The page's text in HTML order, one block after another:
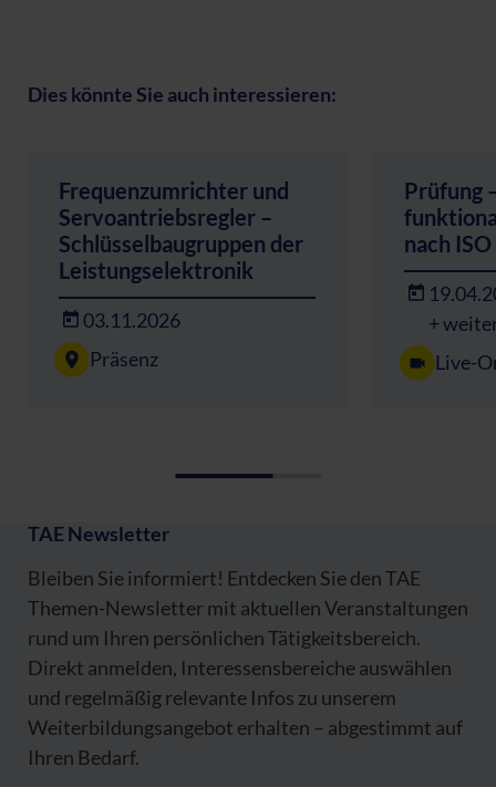
Dies könnte Sie auch interessieren:
Frequenzumrichter und
Servoantriebsregler –
Schlüsselbaugruppen der
Leistungselektronik
03.11.2026
Präsenz
Prüfung
nach
+
Live-
TAE Newsletter
Bleiben Sie informiert! Entdecken Sie den TAE
Themen-Newsletter mit aktuellen Veranstaltungen
rund um Ihren persönlichen Tätigkeitsbereich.
Direkt anmelden, Interessensbereiche auswählen
und regelmäßig relevante Infos zu unserem
Weiterbildungsangebot erhalten – abgestimmt auf
Ihren Bedarf.